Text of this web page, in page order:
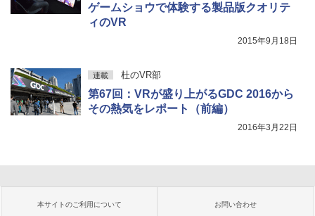
ゲームショウで体験する製品版クオリテ
ィのVR
2015年9月18日
連載 杜のVR部
第67回：VRが盛り上がるGDC 2016から
その熱気をレポート（前編）
2016年3月22日
本サイトのご利用について お問い合わせ